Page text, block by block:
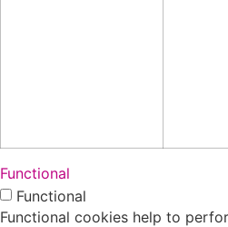
Functional
Functional
Functional cookies help to